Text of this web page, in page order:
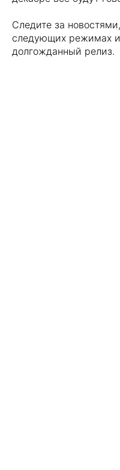
Следите за
следующих режимах и
долгожданный релиз.